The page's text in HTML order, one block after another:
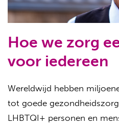
Hoe we zorg
voor iedereen
Wereldwijd hebben
tot goede
LHBTQI+ personen en